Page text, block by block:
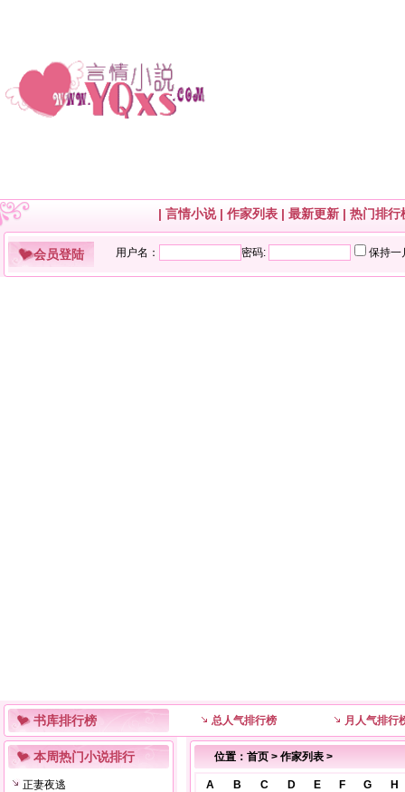
| 言情小说| 作家列表 | 最新更新 | 热门排行
会员登陆
书库排行榜 总人气排行榜 月人气排行
本周热门小说排行
正妻夜逃
位置： 首页 > 作家列表 >
A B C D E F G H